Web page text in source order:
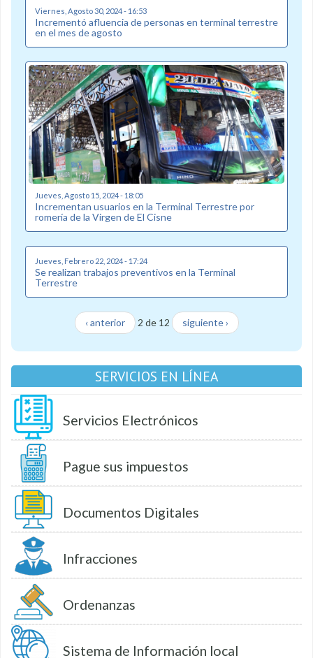
Viernes, Agosto 30, 2024 - 16:53
Incrementó afluencia de personas en terminal terrestre
en el mes de agosto
Jueves, Agosto 15, 2024 - 18:05
Incrementan usuarios en la Terminal Terrestre por
romería de la Virgen de El Cisne
Jueves, Febrero 22, 2024 - 17:24
Se realizan trabajos preventivos en la Terminal
Terrestre
‹ anterior 2 de 12 siguiente ›
SERVICIOS EN LÍNEA
Servicios Electrónicos
Pague sus impuestos
Documentos Digitales
Infracciones
Ordenanzas
Sistema de Información local